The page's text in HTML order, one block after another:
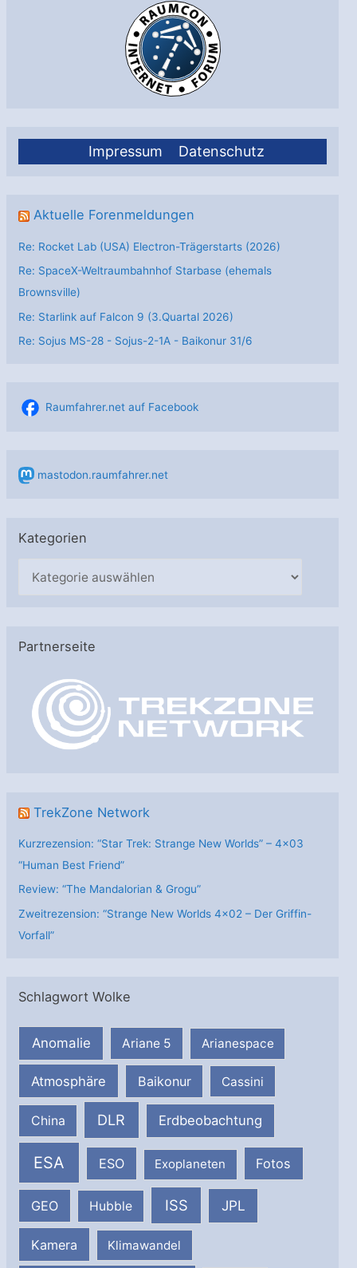
Impressum Datenschutz
Aktuelle Forenmeldungen
Re: Rocket Lab (USA) Electron-Trägerstarts (2026)
Re: SpaceX-Weltraumbahnhof Starbase (ehemals
Brownsville)
Re: Starlink auf Falcon 9 (3.Quartal 2026)
Re: Sojus MS-28 - Sojus-2-1А - Baikonur 31/6
Raumfahrer.net auf Facebook
mastodon.raumfahrer.net
Kategorien
g
Partnerseite
TrekZone Network
Kurzrezension: “Star Trek: Strange New Worlds” – 4×03
“Human Best Friend”
Review: “The Mandalorian & Grogu”
Zweitrezension: “Strange New Worlds 4×02 – Der Griffin-
Vorfall”
Schlagwort Wolke
Anomalie Ariane 5 Arianespace
Atmosphäre Baikonur Cassini
China DLR Erdbeobachtung
ESA ESO Exoplaneten Fotos
GEO Hubble ISS JPL
Kamera Klimawandel